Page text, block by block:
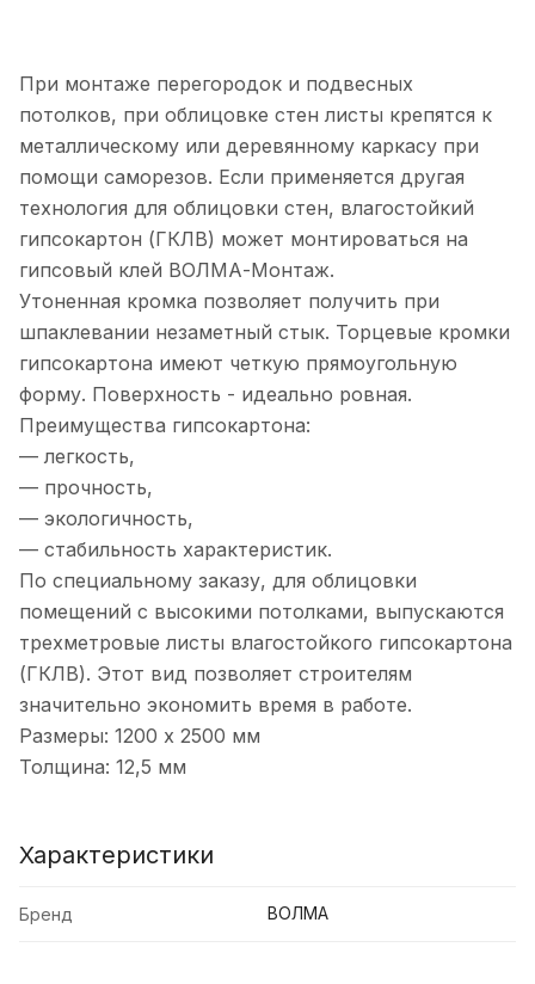
При монтаже перегородок и подвесных
потолков, при облицовке стен листы крепятся к
металлическому или деревянному каркасу при
помощи саморезов. Если применяется другая
технология для облицовки стен, влагостойкий
гипсокартон (ГКЛВ) может монтироваться на
гипсовый клей ВОЛМА-Монтаж.
Утоненная кромка позволяет получить при
шпаклевании незаметный стык. Торцевые кромки
гипсокартона имеют четкую прямоугольную
форму. Поверхность - идеально ровная.
Преимущества гипсокартона:
— легкость,
— прочность,
— экологичность,
— стабильность характеристик.
По специальному заказу, для облицовки
помещений с высокими потолками, выпускаются
трехметровые листы влагостойкого гипсокартона
(ГКЛВ). Этот вид позволяет строителям
значительно экономить время в работе.
Размеры: 1200 х 2500 мм
Толщина: 12,5 мм
Характеристики
Бренд ВОЛМА